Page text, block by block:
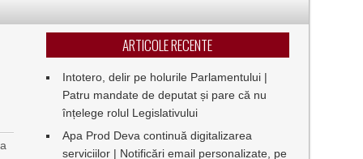
ARTICOLE RECENTE
Intotero, delir pe holurile Parlamentului |
Patru mandate de deputat și pare că nu
înțelege rolul Legislativului
Apa Prod Deva continuă digitalizarea
serviciilor | Notificări email personalizate, pe